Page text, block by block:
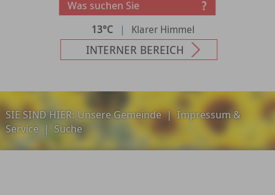
13°C | Klarer Himmel
INTERNER BEREICH
SIE SIND HIER:Unsere Gemeinde|Impressum &
Service | Suche